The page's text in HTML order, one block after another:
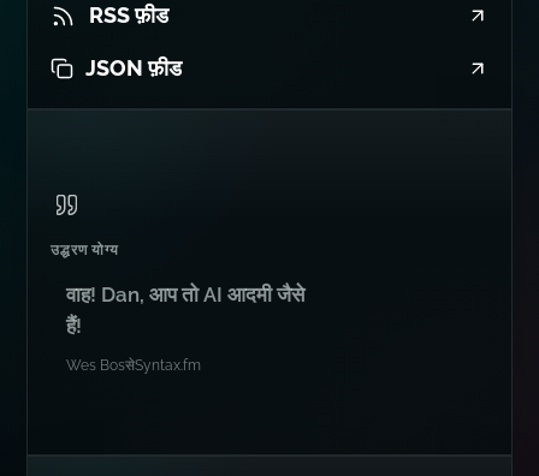
RSS फ़ीड
JSON फ़ीड
उद्धरण योग्य
वाह! Dan, आप तो AI आदमी जैसे
हैं!
Wes BosसेSyntax.fm